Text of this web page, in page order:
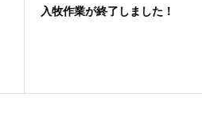
入牧作業が終了しました！